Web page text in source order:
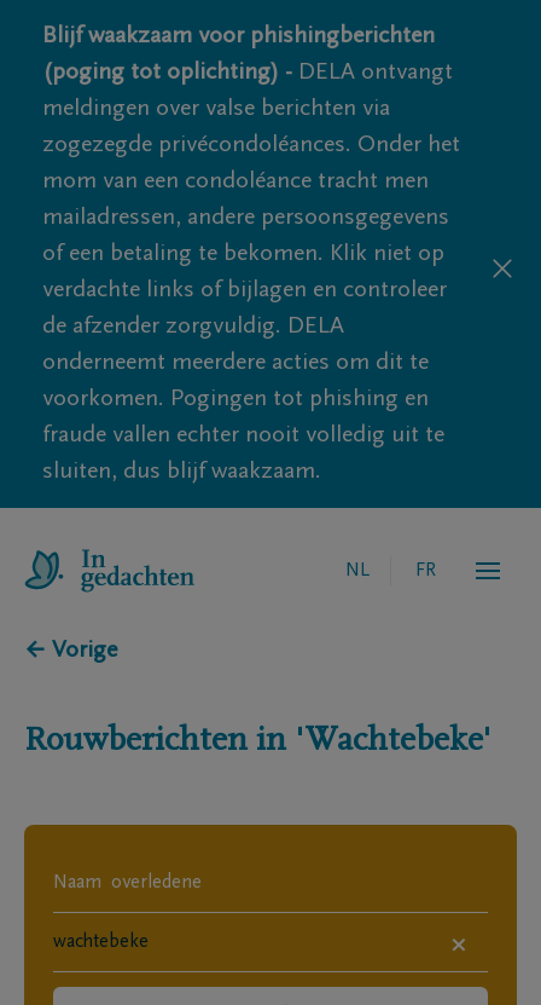
Blijf waakzaam voor phishingberichten
(poging tot oplichting) - DELA ontvangt
meldingen over valse berichten via
zogezegde privécondoléances. Onder het
mom van een condoléance tracht men
mailadressen, andere persoonsgegevens
of een betaling te bekomen. Klik niet op
verdachte links of bijlagen en controleer
de afzender zorgvuldig. DELA
onderneemt meerdere acties om dit te
voorkomen. Pogingen tot phishing en
fraude vallen echter nooit volledig uit te
sluiten, dus blijf waakzaam.
NL FR
← Vorige
Rouwberichten in 'Wachtebeke'
×